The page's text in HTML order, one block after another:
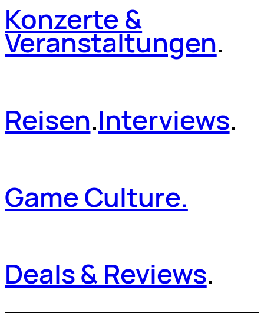
Konzerte &
Veranstaltungen.
Reisen.Interviews.
Game Culture.
Deals & Reviews.